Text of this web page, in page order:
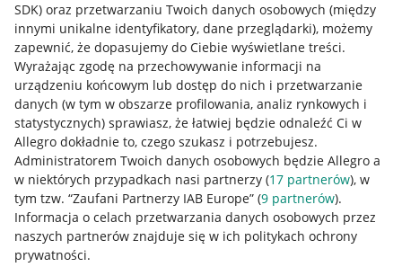
SDK) oraz przetwarzaniu Twoich danych osobowych (między
innymi unikalne identyfikatory, dane przeglądarki), możemy
zapewnić, że dopasujemy do Ciebie wyświetlane treści.
Wyrażając zgodę na przechowywanie informacji na
urządzeniu końcowym lub dostęp do nich i przetwarzanie
danych (w tym w obszarze profilowania, analiz rynkowych i
statystycznych) sprawiasz, że łatwiej będzie odnaleźć Ci w
Allegro dokładnie to, czego szukasz i potrzebujesz.
Administratorem Twoich danych osobowych będzie Allegro a
w niektórych przypadkach nasi partnerzy (17 partnerów), w
tym tzw. “Zaufani Partnerzy IAB Europe” (9 partnerów).
Informacja o celach przetwarzania danych osobowych przez
naszych partnerów znajduje się w ich politykach ochrony
prywatności.
Przydatne informacje
Jak to działa